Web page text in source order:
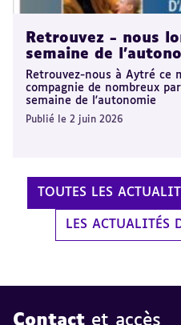
Retrouvez - nous
semaine de
Retrouvez-nous à Aytré ce
compagnie de nombreux
semaine de l'autonomie
Publié le 2 juin 2026
TOUTES LES
LES ACTUALITÉS
Contact et accès